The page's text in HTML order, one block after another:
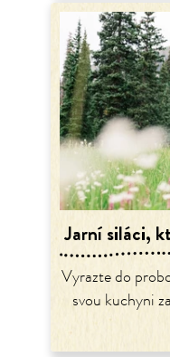
Jarní siláci,
Vyrazte do
svou kuchyni